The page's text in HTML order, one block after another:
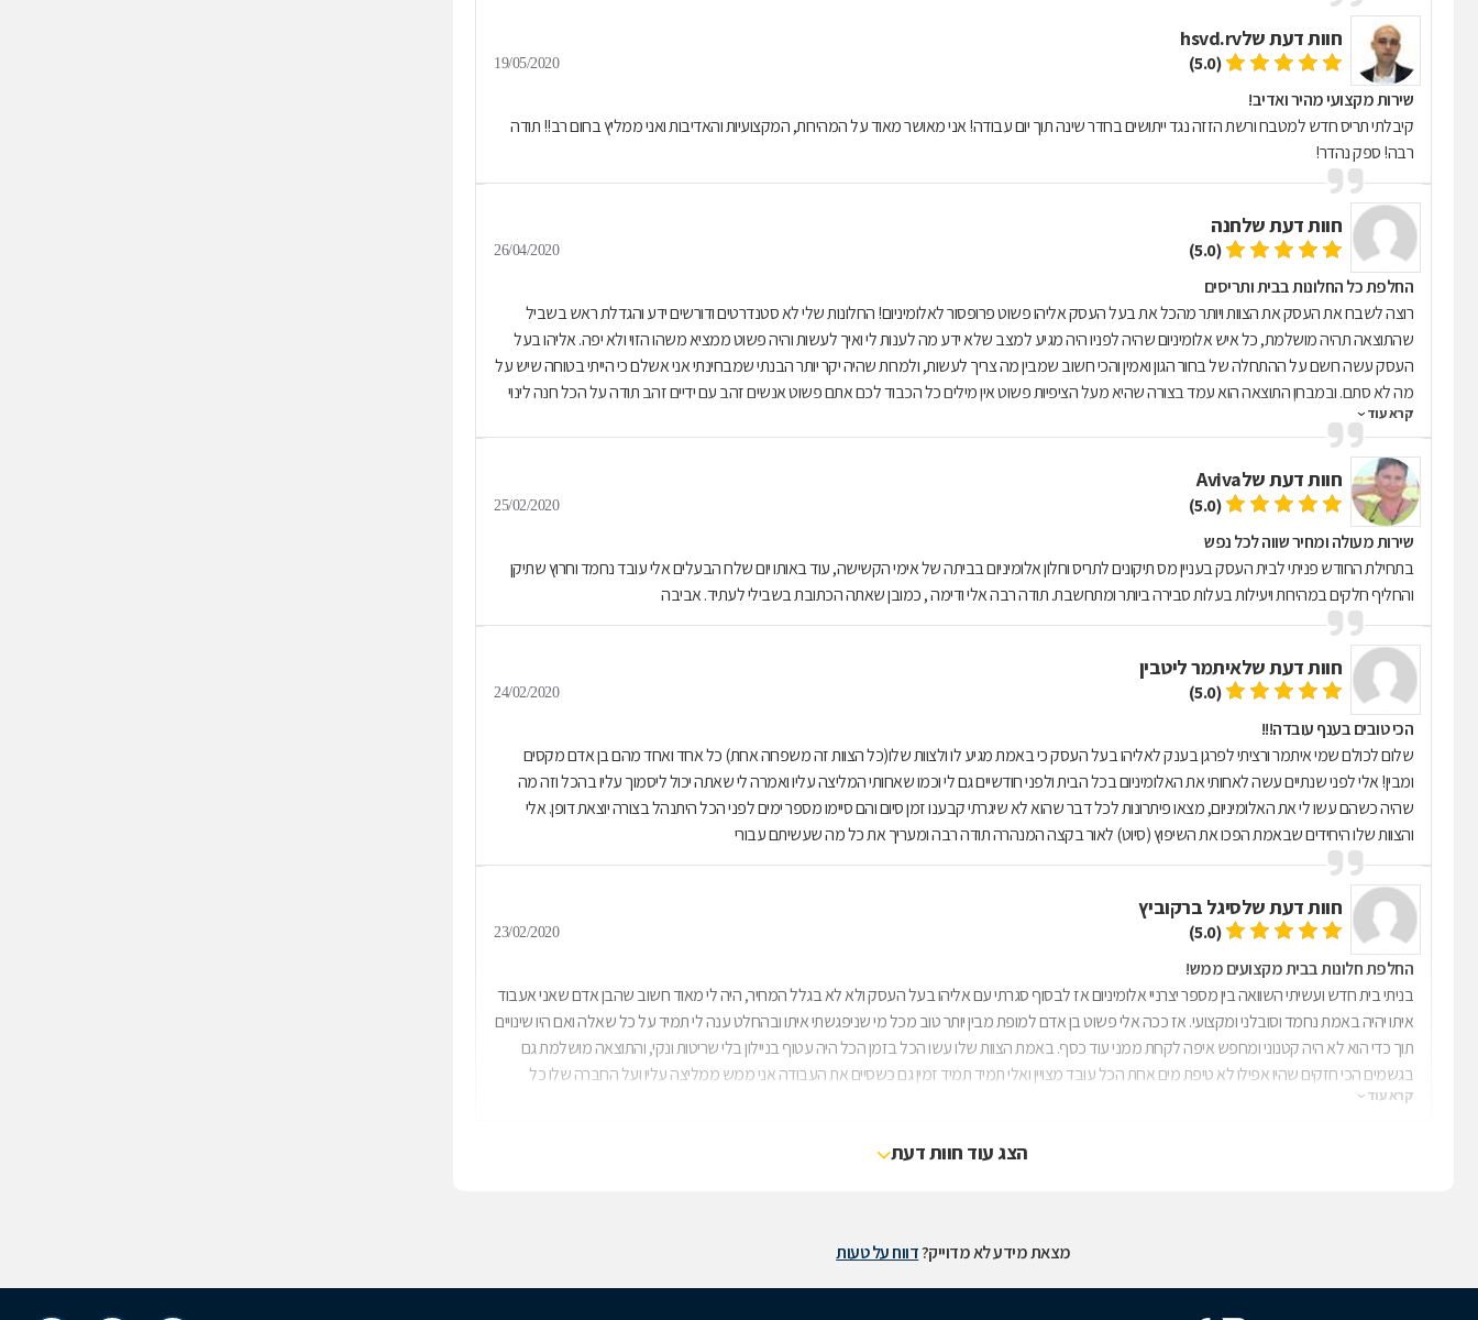
חוות דעת שלhsvd.rv
(5.0)
19/05/2020
שירות מקצועי מהיר ואדיב!
קיבלתי תריס חדש למטבח ורשת הזזה נגד ייתושים בחדר שינה תוך יום עבודה! אני מאושר מאוד על המהירות, המקצועיות והאדיבות ואני ממליץ בחום רב!! תודה
רבה! ספק נהדר!
חוות דעת שלחנה
(5.0)
26/04/2020
החלפת כל החלונות בבית ותריסים
רוצה לשבח את העסק את הצוות ויותר מהכל את בעל העסק אליהו פשוט פרופסור לאלומיניום! החלונות שלי לא סטנדרטים ודורשים ידע והגדלת ראש בשביל
שהתוצאה תהיה מושלמת, כל איש אלומיניום שהיה לפניו היה מגיע למצב שלא ידע מה לענות לי ואיך לעשות והיה פשוט ממציא משהו הזוי ולא יפה. אליהו בעל
העסק עשה רושם על ההתחלה של בחור הגון ואמין והכי חשוב שמבין מה צריך לעשות, ולמרות שהיה יקר יותר הבנתי שמבחינתי אני אשלם כי הייתי בטוחה שיש על
מה לא סתם. ובמבחן התוצאה הוא עמד בצורה שהיא מעל הציפיות פשוט אין מילים כל הכבוד לכם אתם פשוט אנשים זהב עם ידיים זהב תודה על הכל חנה לינוי
ויוסי מילשטיין
קרא עוד
חוות דעת שלAviva
(5.0)
25/02/2020
שירות מעולה ומחיר שווה לכל נפש
בתחילת החודש פניתי לבית העסק בעניין מס תיקונים לתריס וחלון אלומיניום בביתה של אימי הקשישה, עוד באותו יום שלח הבעלים אלי עובד נחמד וחרוץ שתיקן
והחליף חלקים במהירות ויעילות בעלות סבירה ביותר ומתחשבת. תודה רבה אלי ודימה , כמובן שאתה הכתובת בשבילי לעתיד. אביבה
חוות דעת שלאיתמר ליטבין
(5.0)
24/02/2020
הכי טובים בענף עובדה!!!
שלום לכולם שמי איתמר ורציתי לפרגן בענק לאליהו בעל העסק כי באמת מגיע לו ולצוות שלו(כל הצוות זה משפחה אחת) כל אחד ואחד מהם בן אדם מקסים
ומבין! אלי לפני שנתיים עשה לאחותי את האלומיניום בכל הבית ולפני חודשיים גם לי וכמו שאחותי המליצה עליו ואמרה לי שאתה יכול ליסמוך עליו בהכל וזה מה
שהיה כשהם עשו לי את האלומיניום, מצאו פיתרונות לכל דבר שהוא לא שיגרתי קבענו זמן סיום והם סיימו מספר ימים לפני הכל היתנהל בצורה יוצאת דופן. אלי
והצוות שלו היחידים שבאמת הפכו את השיפוץ (סיוט) לאור בקצה המנהרה תודה רבה ומעריך את כל מה שעשיתם עבורי
חוות דעת שלסיגל ברקוביץ
(5.0)
23/02/2020
החלפת חלונות בבית מקצועים ממש!
בניתי בית חדש ועשיתי השוואה בין מספר יצרניי אלומיניום אז לבסוף סגרתי עם אליהו בעל העסק ולא לא בגלל המחיר, היה לי מאוד חשוב שהבן אדם שאני אעבוד
איתו יהיה באמת נחמד וסובלני ומקצועי. אז ככה אלי פשוט בן אדם למופת מבין יותר טוב מכל מי שניפגשתי איתו ובהחלט ענה לי תמיד על כל שאלה ואם היו שינויים
תוך כדי הוא לא היה קטנוני ומחפש איפה לקחת ממני עוד כסף. באמת הצוות שלו עשו הכל בזמן הכל היה עטוף בניילון בלי שריטות ונקי, והתוצאה מושלמת גם
בגשמים הכי חזקים שהיו אפילו לא טיפת מים אחת הכל עובד מצויין ואלי תמיד תמיד זמין גם כשסיים את העבודה אני ממש ממליצה עליו ועל החברה שלו כל
הכבוד לכם ממש מגיע לך תודה על הכל, סיגל ברקוביץ׳ קרית טבעון
קרא עוד
הצג עוד חוות דעת
מצאת מידע לא מדוייק?דווח על טעות